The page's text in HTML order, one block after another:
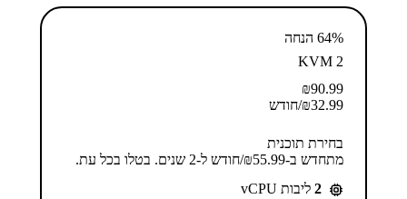
64% הנחה
KVM 2
90.99
₪
32.99
₪/חודש
בחירת תוכנית
מתחדש ב-⁦55.99⁩₪/חודש ל-2 שנים. בטלו בכל עת.
2 ליבות vCPU